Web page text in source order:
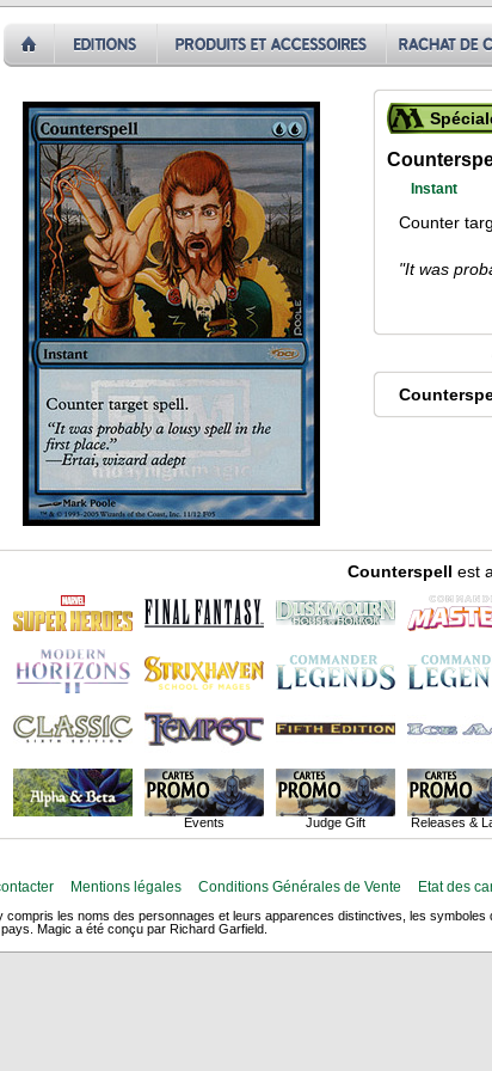
Instant
Counter
"It was
Counterspell est
Events Judge Gift Releases &
Mentions légales Conditions Générales de Vente Etat des
compris les noms des personnages et leurs apparences distinctives, les
Magic a été conçu par Richard Garfield.